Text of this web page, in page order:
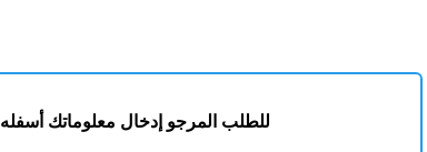
للطلب المرجو إدخال معلوماتك أسفله